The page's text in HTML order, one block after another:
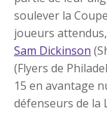
soulever la
joueurs
Sam Dickinson
(Flyers de
15 en avantage
défenseurs de la